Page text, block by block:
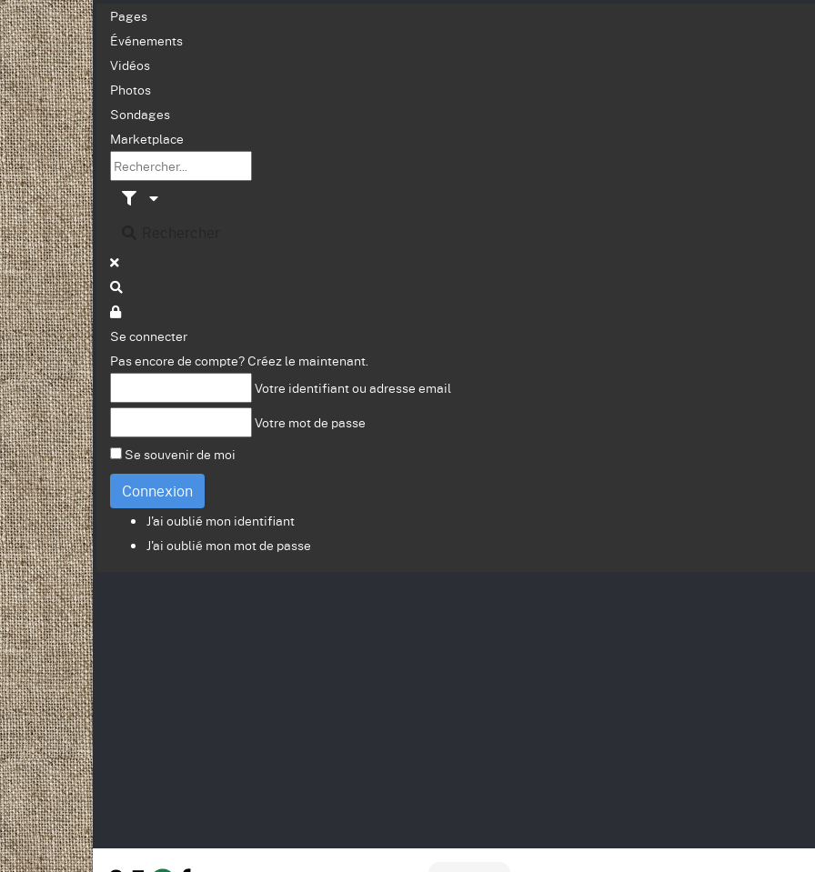
Pages
Événements
Vidéos
Photos
Sondages
Marketplace
Se connecter
Pas encore de compte? Créez le maintenant.
Votre identifiant ou adresse email
Votre mot de passe
Se souvenir de moi
Connexion
J'ai oublié mon identifiant
J'ai oublié mon mot de passe